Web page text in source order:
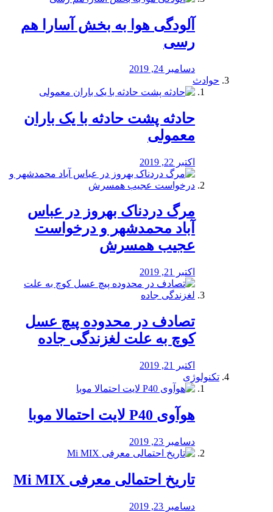
آلودگی هوا به بخش آسارا هم
رسی
دسامبر 24, 2019
حوادث
️حادثه پشت حادثه با یک باران
معمولی
اکتبر 22, 2019
مرگ دردناک بهروز در عباس
آباد محمدشهر و درخواست
عجیب همسرش
اکتبر 21, 2019
تصادف در محدوده پیچ عسل
کوچ به علت لغزندگی جاده
اکتبر 21, 2019
تکنولوژی
هوآوی P40 لایت احتمالا موبا
دسامبر 23, 2019
تاریخ احتمالی معرفی Mi MIX
دسامبر 23, 2019